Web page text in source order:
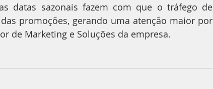
datas sazonais fazem com que o tráfego de
promoções, gerando uma atenção maior por
de Marketing e Soluções da empresa.